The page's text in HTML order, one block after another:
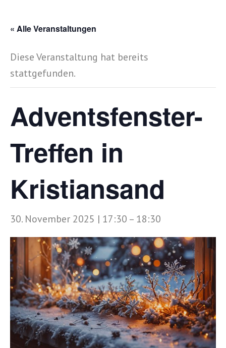
« Alle Veranstaltungen
Diese Veranstaltung hat bereits
stattgefunden.
Adventsfenster-
Treffen in
Kristiansand
30. November 2025 | 17:30 – 18:30